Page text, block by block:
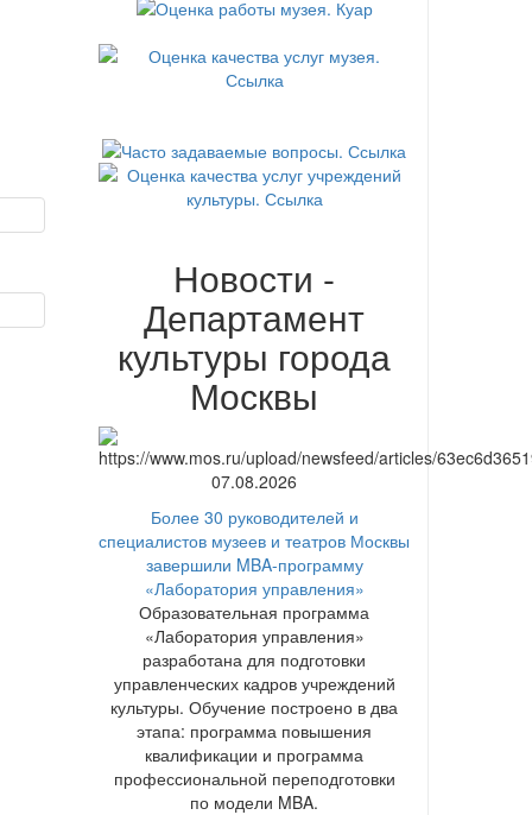
Новости -
Департамент
культуры города
Москвы
07.08.2026
Более 30 руководителей и
специалистов музеев и театров Москвы
завершили MBA-программу
«Лаборатория управления»
Образовательная программа
«Лаборатория управления»
разработана для подготовки
управленческих кадров учреждений
культуры. Обучение построено в два
этапа: программа повышения
квалификации и программа
профессиональной переподготовки
по модели MBA.